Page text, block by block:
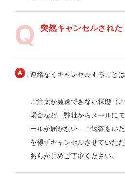
突然キャンセルされた
連絡なくキャンセルすることは
ご注文が発送できない状態（
場合など、弊社からメールに
ールが届かない、ご返答をい
を得ずキャンセルさせていた
あらかじめご了承ください。